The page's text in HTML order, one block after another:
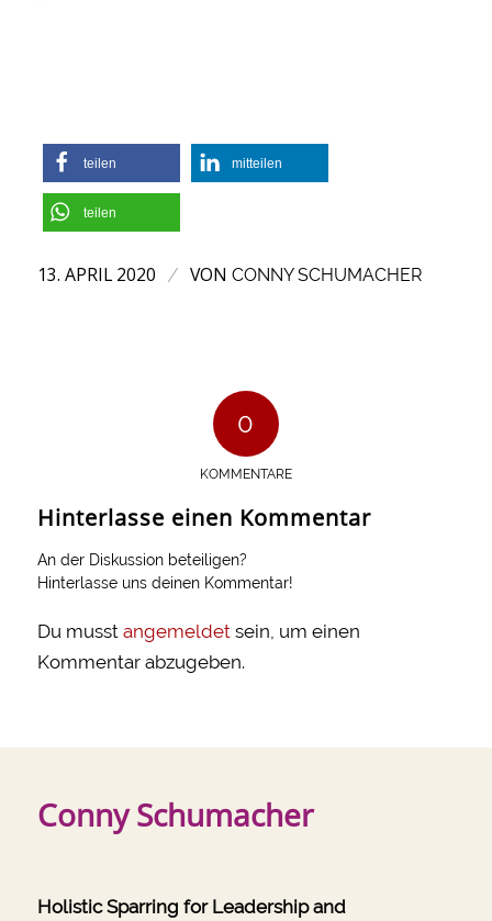
teilen mitteilen
teilen
13. APRIL 2020 / VON CONNY SCHUMACHER
0
KOMMENTARE
Hinterlasse einen Kommentar
An der Diskussion beteiligen?
Hinterlasse uns deinen Kommentar!
Du musst angemeldetsein, um einen
Kommentar abzugeben.
Conny Schumacher
Holistic Sparring for Leadership and